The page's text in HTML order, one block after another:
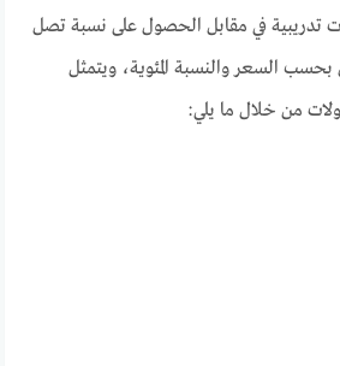
تدريبية في مقابل الحصول على نسبة تصل
بحسب السعر والنسبة المئوية، ويتمثل
من خلال ما يلي: